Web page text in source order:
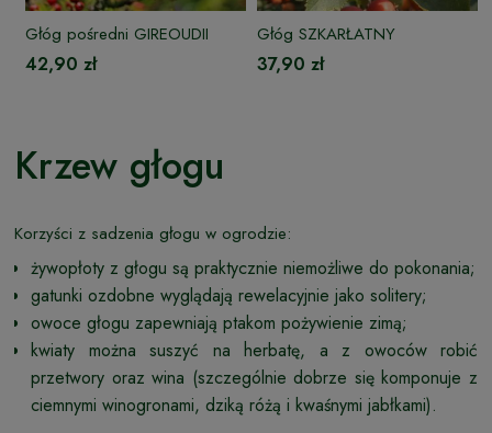
Głóg pośredni GIREOUDII
42,90 zł
Głóg SZKARŁATNY
37,90 zł
Krzew głogu
Korzyści z sadzenia głogu w ogrodzie:
żywopłoty z głogu są praktycznie niemożliwe do pokonania;
gatunki ozdobne wyglądają rewelacyjnie jako solitery;
owoce głogu zapewniają ptakom pożywienie zimą;
kwiaty można suszyć na herbatę, a z owoców robić
przetwory oraz wina (szczególnie dobrze się komponuje z
ciemnymi winogronami, dziką różą i kwaśnymi jabłkami).